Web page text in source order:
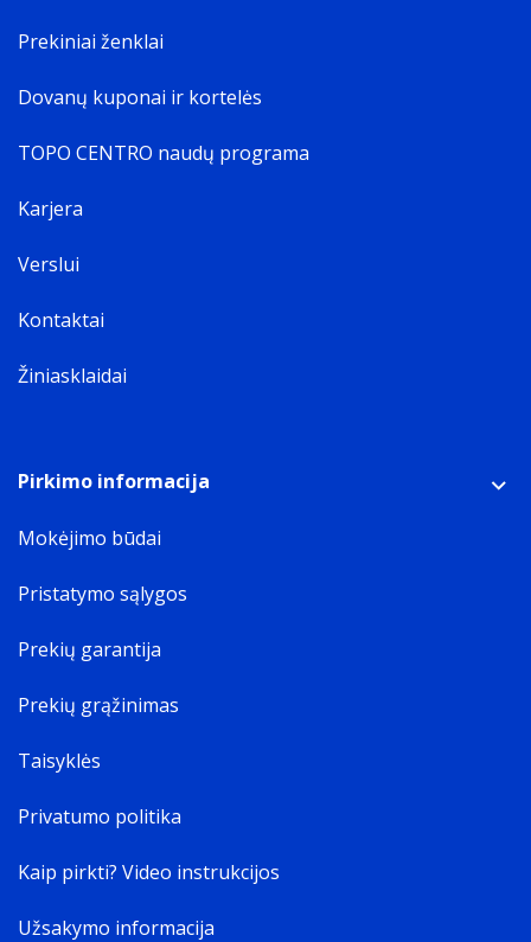
Prekiniai ženklai
Dovanų kuponai ir kortelės
TOPO CENTRO naudų programa
Karjera
Verslui
Kontaktai
Žiniasklaidai
Pirkimo informacija
Mokėjimo būdai
Pristatymo sąlygos
Prekių garantija
Prekių grąžinimas
Taisyklės
Privatumo politika
Kaip pirkti? Video instrukcijos
Užsakymo informacija